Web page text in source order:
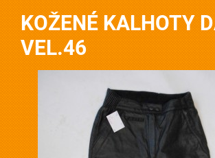
KOŽENÉ KALHOTY
VEL.46